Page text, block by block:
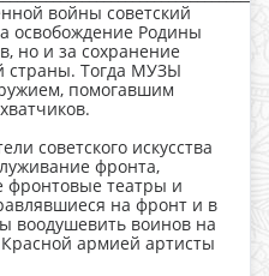
войны советский
освобождение Родины
но и за сохранение
страны. Тогда МУЗЫ
помогавшим
советского искусства
фронта,
фронтовые театры и
на фронт и в
воодушевить воинов на
армией артисты